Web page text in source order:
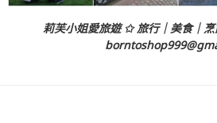
莉芙小姐愛旅遊 ✩ 旅行｜美食｜